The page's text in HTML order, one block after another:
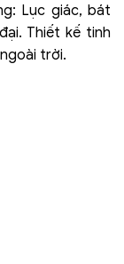
Lục giác, bát
Thiết kế tinh
trời.